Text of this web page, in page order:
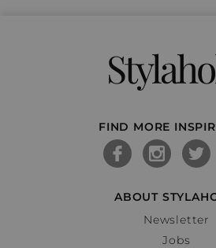
FIND MORE
ABOUT
Newsletter
Jobs